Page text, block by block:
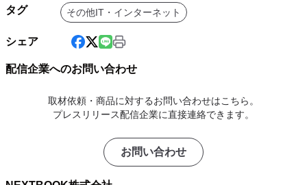
タグ その他IT・インターネット
シェア
配信企業へのお問い合わせ
取材依頼・商品に対するお問い合わせはこちら。
プレスリリース配信企業に直接連絡できます。
お問い合わせ